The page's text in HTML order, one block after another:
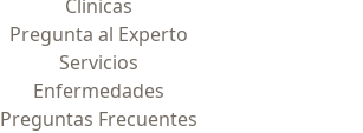
Clínicas
Pregunta al Experto
Servicios
Enfermedades
Preguntas Frecuentes